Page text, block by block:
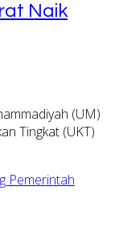
Naik
(UM)
Tingkat (UKT)